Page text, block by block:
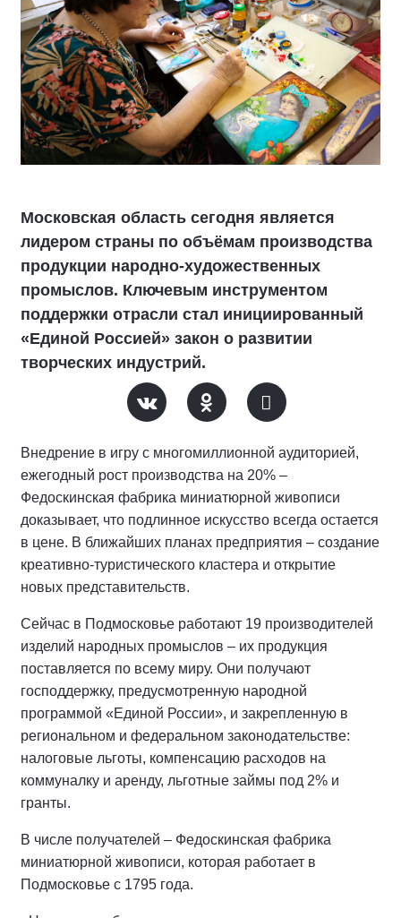
Московская область сегодня является
лидером страны по объёмам производства
продукции народно-художественных
промыслов. Ключевым инструментом
поддержки отрасли стал инициированный
«Единой Россией» закон о развитии
творческих индустрий.
Внедрение в игру с многомиллионной аудиторией,
ежегодный рост производства на 20% –
Федоскинская фабрика миниатюрной живописи
доказывает, что подлинное искусство всегда остается
в цене. В ближайших планах предприятия – создание
креативно-туристического кластера и открытие
новых представительств.
Сейчас в Подмосковье работают 19 производителей
изделий народных промыслов – их продукция
поставляется по всему миру. Они получают
господдержку, предусмотренную народной
программой «Единой России», и закрепленную в
региональном и федеральном законодательстве:
налоговые льготы, компенсацию расходов на
коммуналку и аренду, льготные займы под 2% и
гранты.
В числе получателей – Федоскинская фабрика
миниатюрной живописи, которая работает в
Подмосковье с 1795 года.